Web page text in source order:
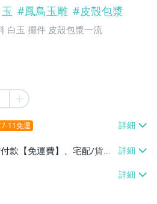
#鳳鳥玉雕 #皮殼包漿
白玉 擺件 皮殼包漿一流
11免運
款【免運費】、宅配/貨運